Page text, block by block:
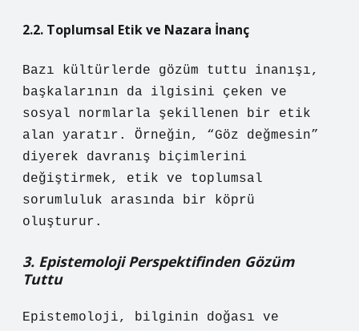
2.2. Toplumsal Etik ve Nazara İnanç
Bazı kültürlerde gözüm tuttu inanışı,
başkalarının da ilgisini çeken ve
sosyal normlarla şekillenen bir etik
alan yaratır. Örneğin, “Göz değmesin”
diyerek davranış biçimlerini
değiştirmek, etik ve toplumsal
sorumluluk arasında bir köprü
oluşturur.
3. Epistemoloji Perspektifinden Gözüm
Tuttu
Epistemoloji, bilginin doğası ve